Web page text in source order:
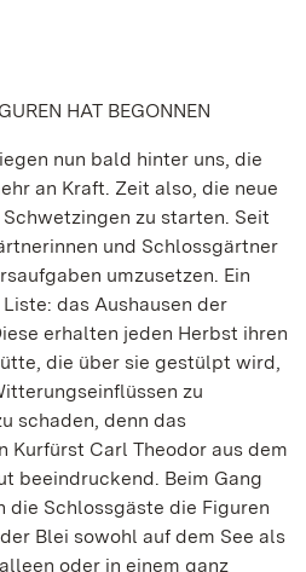
HAT BEGONNEN
nun bald hinter uns, die
an Kraft. Zeit also, die neue
zu starten. Seit
und Schlossgärtner
umzusetzen. Ein
das Aushausen der
erhalten jeden Herbst ihren
die über sie gestülpt wird,
zu
schaden, denn das
Kurfürst Carl Theodor aus dem
beeindruckend. Beim Gang
die Schlossgäste die Figuren
Blei sowohl auf dem See als
oder in einem ganz